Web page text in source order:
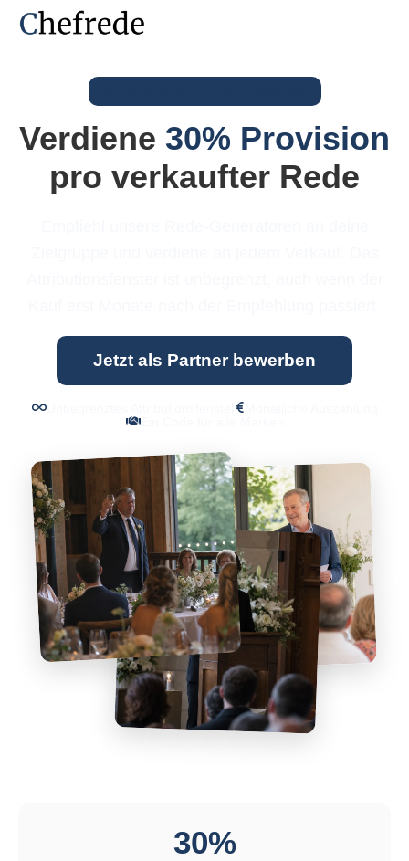
Verdiene 30% Provision
pro verkaufter Rede
Jetzt als Partner bewerben
Unbegrenztes Attributionsfenster
Ein Code für alle Marken
30%